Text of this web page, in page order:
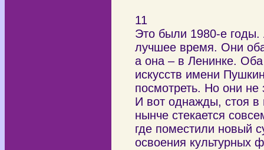
11
Это были 1980-е
лучшее время. Они
а она – в Ленинке.
искусств имени
посмотреть. Но они не
И вот однажды, стоя в
нынче стекается
где поместили новый
освоения культурных